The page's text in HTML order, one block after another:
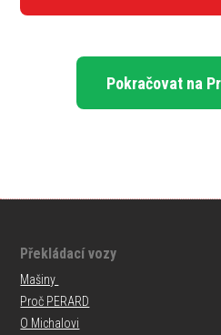
Pokračovat na
Překládací vozy
Mašiny
Proč PERARD
O Michalovi